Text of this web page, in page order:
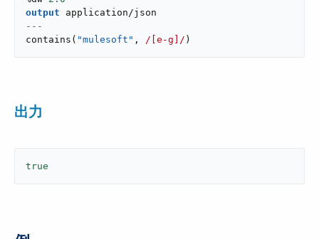
output
application/json
---
contains ( "mulesoft" , /[e-g]/ )
出力
true